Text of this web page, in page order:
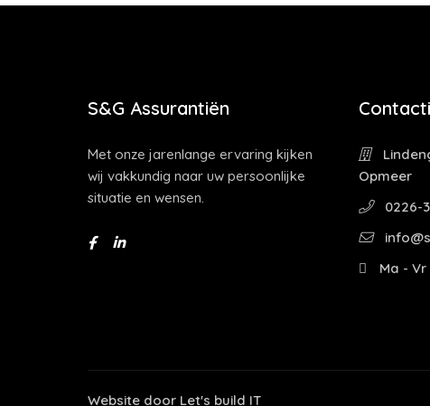
S&G Assurantiën
Met onze jarenlange ervaring kijken
wij vakkundig naar uw persoonlijke
situatie en wensen.
Opmeer
0226-
Ma - Vr
Website door Let's build IT